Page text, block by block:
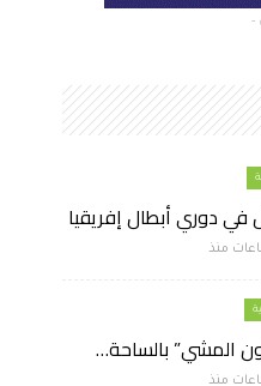
في دوري أبطال إفريقيا
المشي” بالساحة…